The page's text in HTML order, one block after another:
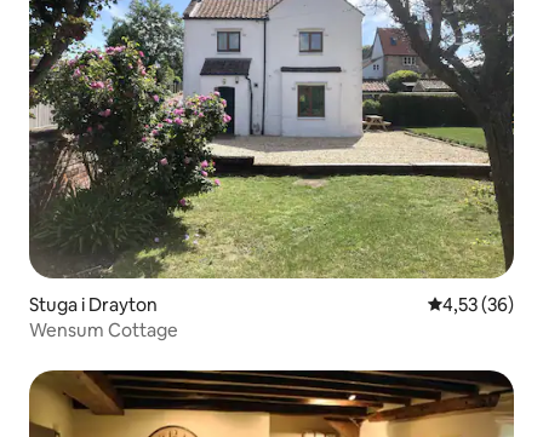
Stuga i Drayton 4,53 av 5 i
4,53 (36)
Wensum Cottage